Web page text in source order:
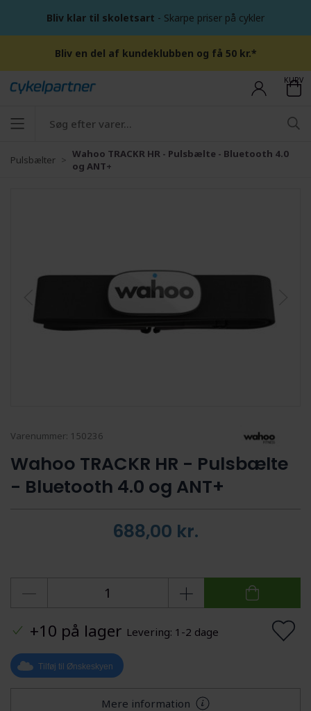
Bliv klar til skoletsart - Skarpe priser på cykler
Bliv en del af kundeklubben og få 50 kr.*
KURV
Pulsbælter
Wahoo TRACKR HR - Pulsbælte - Bluetooth 4.0
og ANT+
Varenummer: 150236
Wahoo TRACKR HR - Pulsbælte
- Bluetooth 4.0 og ANT+
688,00 kr.
+10 på lager Levering: 1-2 dage
Tilføj til Ønskeskyen
Mere information